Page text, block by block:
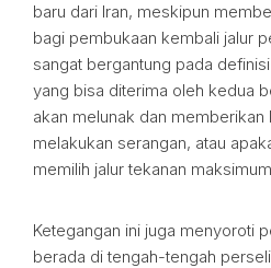
baru dari Iran, meskipun
bagi pembukaan kembali jalur
sangat bergantung pada
yang bisa diterima oleh kedua
akan melunak dan
melakukan serangan, atau
memilih jalur tekanan
Ketegangan ini juga menyoroti
berada di tengah-tengah